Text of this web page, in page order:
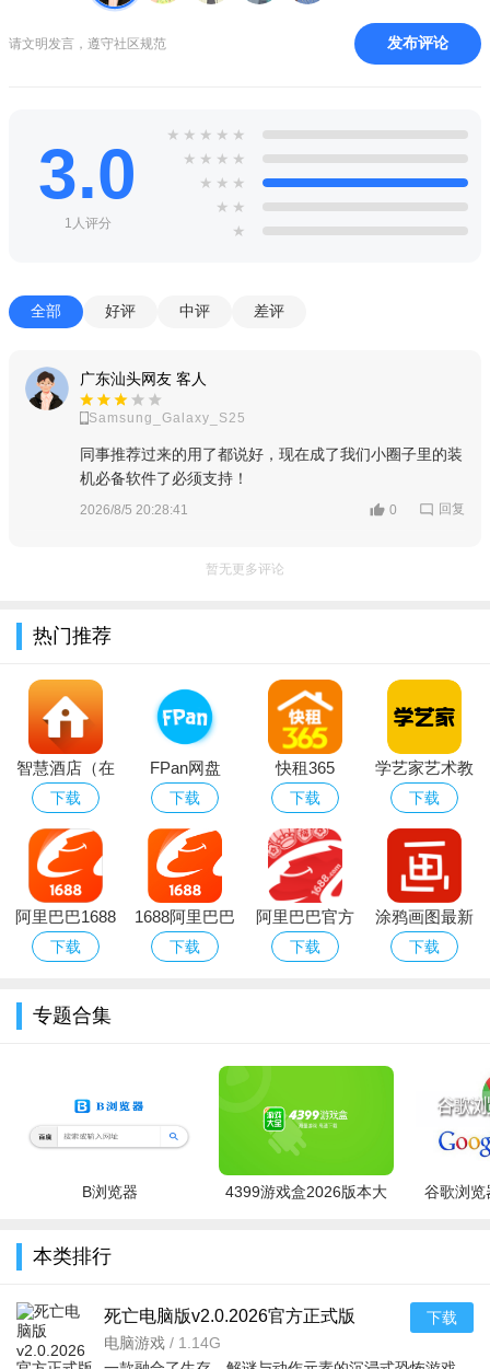
的。针对研究性训练计划，申怡读书女王节特别企划，讲述30
个“腾云驾雾”的姐姐的故事。
2、课文原文针对手机屏幕，专门进行了精心的排版，阅读更
4、每天都为孩子安置了精选的伴读书籍，让孩子能在日常生
特色
【吃透大部头名著】
申怡老师带领孩子们品读《西游记》、《红楼梦》等名著，
系统性学习+深度解读，让知识学以致用
从春秋到明清，贯穿历史时间轴，文史结合学诗词，讲诗
【甄选青少年必读书籍】
精选&讲解国内外经典好书，《老人与海》、《假如给我3天
光明》、《欧亨利短篇小说精选》、《金银岛》、《小王子》、
《夏洛的网》、《围城》、《边城》、《绿野仙踪》等，每天10
分钟，申怡老师讲给孩子们听；快乐阅读，一起感受书中的美好
请文明发言，遵守社区规范 发布评论
3.0
1人评分
★ ★ ★ ★ ★
★ ★ ★ ★
★ ★ ★
★ ★
★
全部 好评 中评 差评
广东汕头网友 客人
Samsung_Galaxy_S25
同事推荐过来的用了都说好，现在成了我们小圈子里的装
机必备软件了必须支持！
2026/8/5 20:28:41 0 回复
暂无更多评论
热门推荐
智慧酒店（在
线预约）app
下载
FPan网盘
下载
快租365
下载
学艺家艺术教
育APP
下载
阿里巴巴1688
货源批发2026
下载
1688阿里巴巴
批发网官方
下载
阿里巴巴官方
正版
下载
涂鸦画图最新
安卓官方版
下载
专题合集
B浏览器
4399游戏盒2026版本大
谷歌浏览
本类排行
死亡电脑版v2.0.2026官方正式版
电脑游戏 / 1.14G
下载